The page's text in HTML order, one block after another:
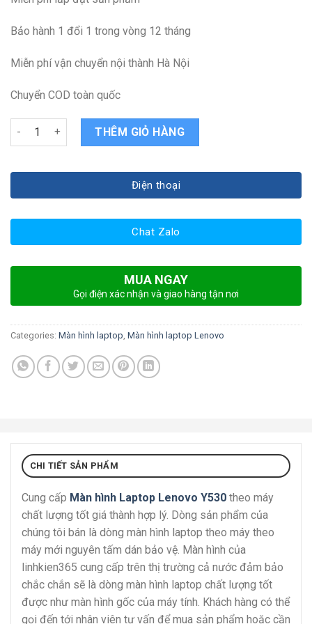
Bảo hành 1 đổi 1 trong vòng 12 tháng
Miễn phí vận chuyển nội thành Hà Nội
Chuyển COD toàn quốc
Màn hình Laptop Lenovo Y530 quantity
THÊM GIỎ HÀNG
Điện thoại
Chat Zalo
MUA NGAY
Gọi điện xác nhận và giao hàng tận nơi
Categories: Màn hình laptop Màn hình laptop Lenovo
CHI TIẾT SẢN PHẨM
Cung cấp Màn hình Laptop Lenovo Y530 theo máy
chất lượng tốt giá thành hợp lý. Dòng sản phẩm của
chúng tôi bán là dòng màn hình laptop theo máy theo
máy mới nguyên tấm dán bảo vệ. Màn hình của
linhkien365 cung cấp trên thị trường cả nước đảm bảo
chắc chắn sẽ là dòng màn hình laptop chất lượng tốt
được như màn hình gốc của máy tính. Khách hàng có thể
gọi đến tới nhân viên tư vấn để mua sản phẩm hoặc cần